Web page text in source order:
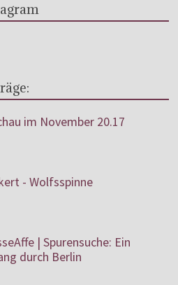
im November 20.17
- Wolfsspinne
| Spurensuche: Ein
durch Berlin